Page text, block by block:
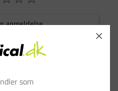
anmeldelse
spørgsmål
som